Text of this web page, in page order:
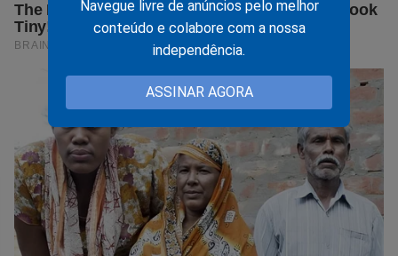
Navegue livre de anúncios pelo melhor
conteúdo e colabore com a nossa
independência.
ASSINAR AGORA